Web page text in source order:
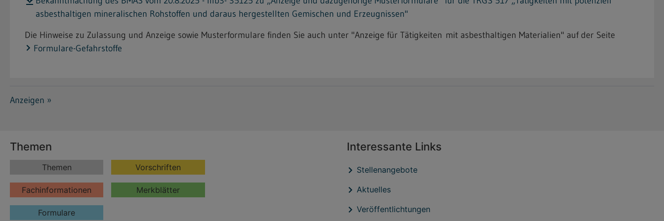
asbesthaltigen mineralischen Rohstoffen und daraus hergestellten Gemischen und Erzeugnissen"
Die Hinweise zu Zulassung und Anzeige sowie Musterformulare finden Sie auch unter "Anzeige für Tätigkeiten mit asbesthaltigen Materialien" auf der Seite
Formulare-Gefahrstoffe
Anzeigen »
Themen
Themen Vorschriften
Fachinformationen Merkblätter
Formulare
Interessante Links
Stellenangebote
Aktuelles
Veröffentlichtungen